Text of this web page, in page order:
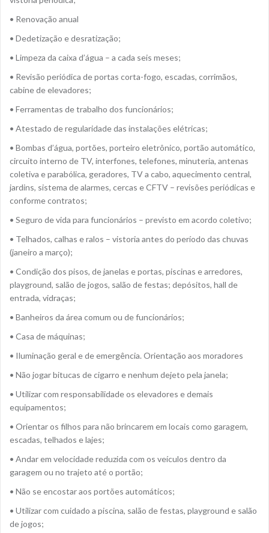
• Renovação anual
• Dedetização e desratização;
• Limpeza da caixa d’água – a cada seis meses;
• Revisão periódica de portas corta-fogo, escadas, corrimãos,
cabine de elevadores;
• Ferramentas de trabalho dos funcionários;
• Atestado de regularidade das instalações elétricas;
• Bombas d’água, portões, porteiro eletrônico, portão automático,
circuito interno de TV, interfones, telefones, minuteria, antenas
coletiva e parabólica, geradores, TV a cabo, aquecimento central,
jardins, sistema de alarmes, cercas e CFTV – revisões periódicas e
conforme contratos;
• Seguro de vida para funcionários – previsto em acordo coletivo;
• Telhados, calhas e ralos – vistoria antes do período das chuvas
(janeiro a março);
• Condição dos pisos, de janelas e portas, piscinas e arredores,
playground, salão de jogos, salão de festas; depósitos, hall de
entrada, vidraças;
• Banheiros da área comum ou de funcionários;
• Casa de máquinas;
• Iluminação geral e de emergência. Orientação aos moradores
• Não jogar bitucas de cigarro e nenhum dejeto pela janela;
• Utilizar com responsabilidade os elevadores e demais
equipamentos;
• Orientar os filhos para não brincarem em locais como garagem,
escadas, telhados e lajes;
• Andar em velocidade reduzida com os veículos dentro da
garagem ou no trajeto até o portão;
• Não se encostar aos portões automáticos;
• Utilizar com cuidado a piscina, salão de festas, playground e salão
de jogos;